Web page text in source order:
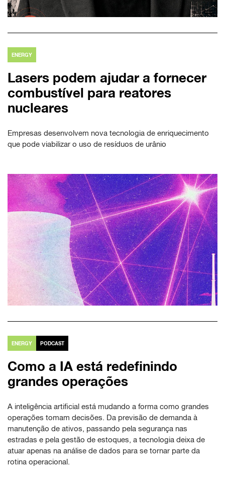
ENERGY
Lasers podem ajudar a fornecer
combustível para reatores
nucleares
Empresas desenvolvem nova tecnologia de enriquecimento
que pode viabilizar o uso de resíduos de urânio
ENERGY PODCAST
Como a IA está redefinindo
grandes operações
A inteligência artificial está mudando a forma como grandes
operações tomam decisões. Da previsão de demanda à
manutenção de ativos, passando pela segurança nas
estradas e pela gestão de estoques, a tecnologia deixa de
atuar apenas na análise de dados para se tornar parte da
rotina operacional.